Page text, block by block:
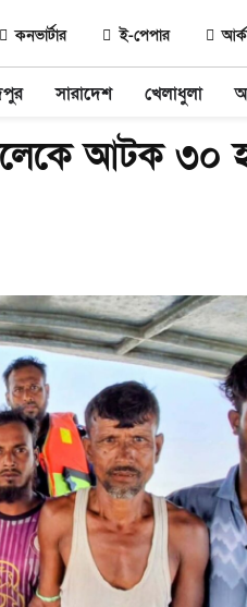
কনভার্টার ই-পেপার
সারাদেশ খেলাধুলা
আটক ৩০